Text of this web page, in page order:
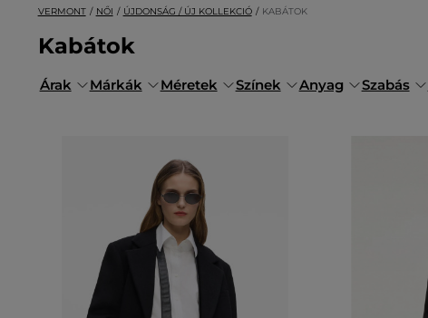
VERMONT NŐI ÚJDONSÁG / ÚJ KOLLEKCIÓ KABÁTOK
Kabátok
Árak Márkák Méretek Színek Anyag Szabás